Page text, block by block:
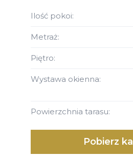
Ilość pokoi:
Metraż:
Piętro:
Wystawa okienna:
Powierzchnia tarasu:
Pobierz